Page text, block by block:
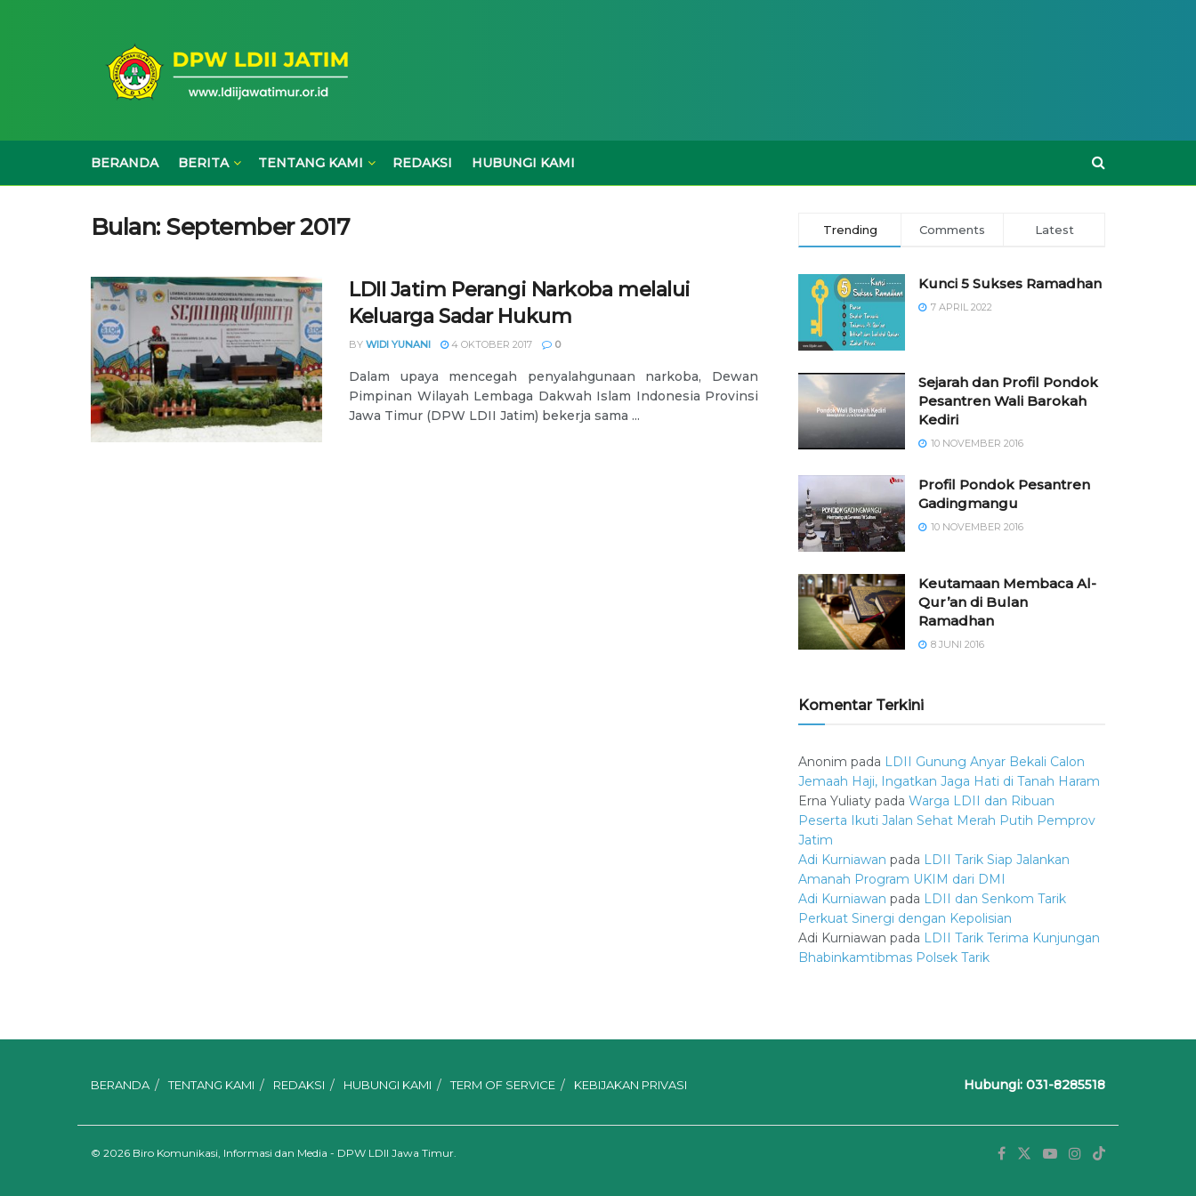
BERANDA BERITA TENTANG KAMI REDAKSI HUBUNGI KAMI
Bulan: September 2017
LDII Jatim Perangi Narkoba melalui
Keluarga Sadar Hukum
BY WIDI YUNANI 4 OKTOBER 2017 0
Dalam upaya mencegah penyalahgunaan narkoba, Dewan
Pimpinan Wilayah Lembaga Dakwah Islam Indonesia Provinsi
Jawa Timur (DPW LDII Jatim) bekerja sama ...
Trending Comments Latest
Kunci 5 Sukses Ramadhan
7 APRIL 2022
Sejarah dan Profil Pondok
Pesantren Wali Barokah
Kediri
10 NOVEMBER 2016
⁠⁠⁠Profil Pondok Pesantren
Gadingmangu
10 NOVEMBER 2016
Keutamaan Membaca Al-
Qur’an di Bulan
Ramadhan
8 JUNI 2016
Komentar Terkini
Anonim pada LDII Gunung Anyar Bekali Calon
Jemaah Haji, Ingatkan Jaga Hati di Tanah Haram
Erna Yuliaty pada Warga LDII dan Ribuan
Peserta Ikuti Jalan Sehat Merah Putih Pemprov
Jatim
Adi Kurniawan pada LDII Tarik Siap Jalankan
Amanah Program UKIM dari DMI
Adi Kurniawan pada LDII dan Senkom Tarik
Perkuat Sinergi dengan Kepolisian
Adi Kurniawan pada LDII Tarik Terima Kunjungan
Bhabinkamtibmas Polsek Tarik
BERANDA TENTANG KAMI REDAKSI HUBUNGI KAMI TERM OF SERVICE KEBIJAKAN PRIVASI Hubungi: 031-8285518
© 2026 Biro Komunikasi, Informasi dan Media - DPW LDII Jawa Timur.